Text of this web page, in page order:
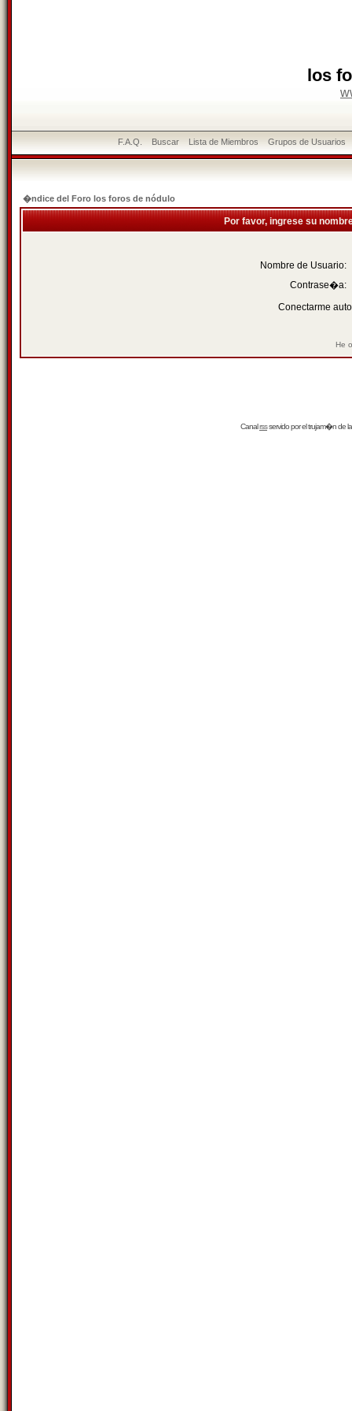
los
F.A.Q. Buscar Lista de Miembros Grupos de Usuarios
�ndice del Foro los foros de nódulo
Por favor, ingrese su
Nombre de Usuario:
Contrase�a:
Conectarme
He
Canalrssservido por eltrujam�nde